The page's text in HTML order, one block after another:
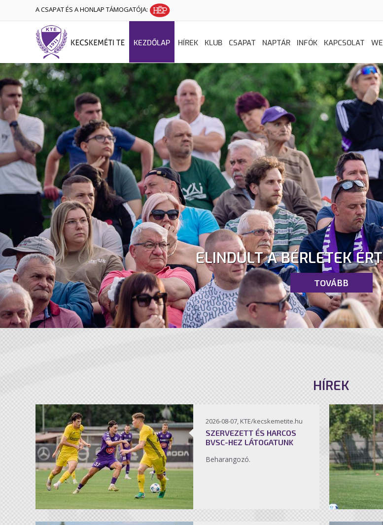
A CSAPAT ÉS A HONLAP TÁMOGATÓJA:
KEZDŐLAP HÍREK KLUB CSAPAT NAPTÁR INFÓK KAPCSOLAT
ELINDULT A BÉRLETEK
TOVÁBB
HÍREK
2026-08-07, KTE/kecskemetite.hu
SZERVEZETT ÉS HARCOS
BVSC-HEZ LÁTOGATUNK
Beharangozó.